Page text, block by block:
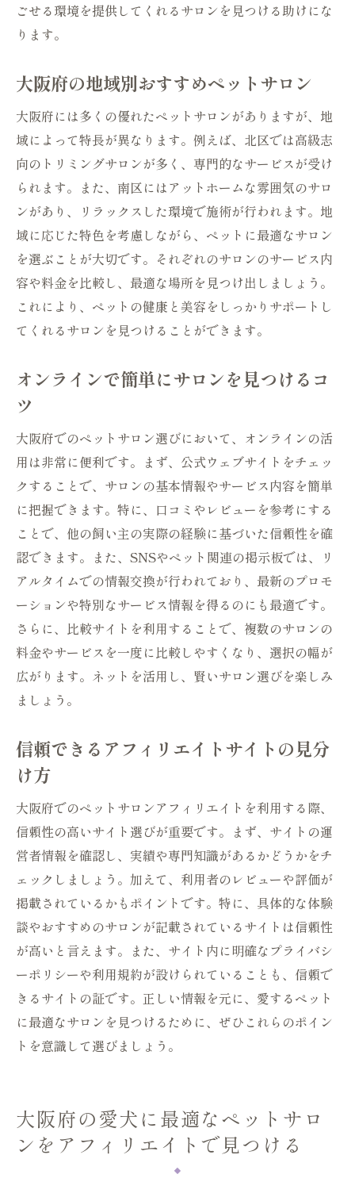
ごせる環境を提供してくれるサロンを見つける助けにな
ります。
大阪府の地域別おすすめペットサロン
大阪府には多くの優れたペットサロンがありますが、地
域によって特長が異なります。例えば、北区では高級志
向のトリミングサロンが多く、専門的なサービスが受け
られます。また、南区にはアットホームな雰囲気のサロ
ンがあり、リラックスした環境で施術が行われます。地
域に応じた特色を考慮しながら、ペットに最適なサロン
を選ぶことが大切です。それぞれのサロンのサービス内
容や料金を比較し、最適な場所を見つけ出しましょう。
これにより、ペットの健康と美容をしっかりサポートし
てくれるサロンを見つけることができます。
オンラインで簡単にサロンを見つけるコ
ツ
大阪府でのペットサロン選びにおいて、オンラインの活
用は非常に便利です。まず、公式ウェブサイトをチェッ
クすることで、サロンの基本情報やサービス内容を簡単
に把握できます。特に、口コミやレビューを参考にする
ことで、他の飼い主の実際の経験に基づいた信頼性を確
認できます。また、SNSやペット関連の掲示板では、リ
アルタイムでの情報交換が行われており、最新のプロモ
ーションや特別なサービス情報を得るのにも最適です。
さらに、比較サイトを利用することで、複数のサロンの
料金やサービスを一度に比較しやすくなり、選択の幅が
広がります。ネットを活用し、賢いサロン選びを楽しみ
ましょう。
信頼できるアフィリエイトサイトの見分
け方
大阪府でのペットサロンアフィリエイトを利用する際、
信頼性の高いサイト選びが重要です。まず、サイトの運
営者情報を確認し、実績や専門知識があるかどうかをチ
ェックしましょう。加えて、利用者のレビューや評価が
掲載されているかもポイントです。特に、具体的な体験
談やおすすめのサロンが記載されているサイトは信頼性
が高いと言えます。また、サイト内に明確なプライバシ
ーポリシーや利用規約が設けられていることも、信頼で
きるサイトの証です。正しい情報を元に、愛するペット
に最適なサロンを見つけるために、ぜひこれらのポイン
トを意識して選びましょう。
大阪府の愛犬に最適なペットサロ
ンをアフィリエイトで見つける